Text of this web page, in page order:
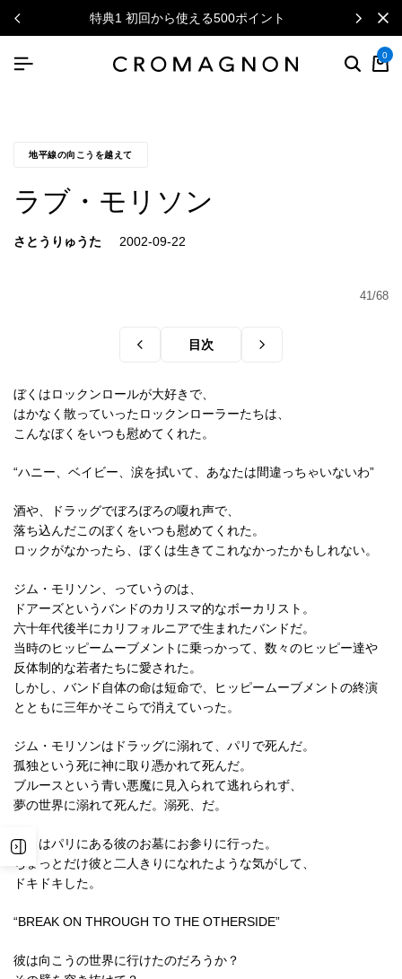
から使える500ポイント ニュースレタ
0
地平線の向こうを越えて
ラブ・モリソン
さとうりゅうた
41/68
目次
ぼくはロックンロールが大好きで、
はかなく散っていったロックンローラーたちは、
こんなぼくをいつも慰めてくれた。
“ハニー、ベイビー、涙を拭いて、あなたは間違っちゃいないわ”
酒や、ドラッグでぼろぼろの嗄れ声で、
落ち込んだこのぼくをいつも慰めてくれた。
ロックがなかったら、ぼくは生きてこれなかったかもしれない。
ジム・モリソン、っていうのは、
ドアーズというバンドのカリスマ的なボーカリスト。
六十年代後半にカリフォルニアで生まれたバンドだ。
当時のヒッピームーブメントに乗っかって、数々のヒッピー達や
反体制的な若者たちに愛された。
しかし、バンド自体の命は短命で、ヒッピームーブメントの終演
とともに三年かそこらで消えていった。
ジム・モリソンはドラッグに溺れて、パリで死んだ。
孤独という死に神に取り憑かれて死んだ。
ブルースという青い悪魔に見入られて逃れられず、
夢の世界に溺れて死んだ。溺死、だ。
ぼくはパリにある彼のお墓にお参りに行った。
ちょっとだけ彼と二人きりになれたような気がして、
ドキドキした。
“BREAK ON THROUGH TO THE OTHERSIDE”
彼は向こうの世界に行けたのだろうか？